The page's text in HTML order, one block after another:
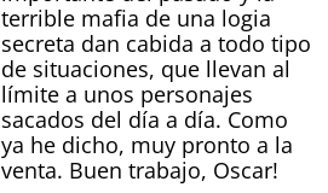
terrible mafia de una logia
secreta dan cabida a todo tipo
de situaciones, que llevan al
límite a unos personajes
sacados del día a día. Como
ya he dicho, muy pronto a la
venta. Buen trabajo, Oscar!